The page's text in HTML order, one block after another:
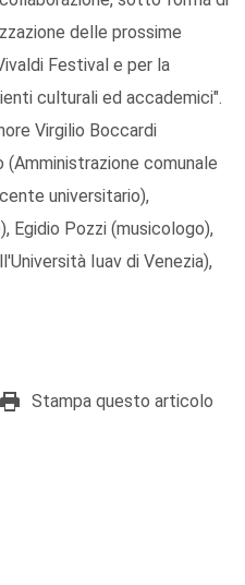
delle prossime
Festival e per la
culturali ed accademici".
Virgilio Boccardi
(Amministrazione comunale
universitario),
Egidio Pozzi (musicologo),
Iuav di Venezia),
Stampa questo articolo